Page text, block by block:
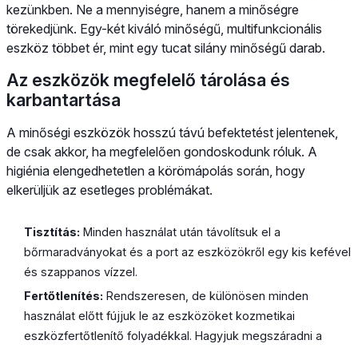
kezünkben. Ne a mennyiségre, hanem a minőségre
törekedjünk. Egy-két kiváló minőségű, multifunkcionális
eszköz többet ér, mint egy tucat silány minőségű darab.
Az eszközök megfelelő tárolása és
karbantartása
A minőségi eszközök hosszú távú befektetést jelentenek,
de csak akkor, ha megfelelően gondoskodunk róluk. A
higiénia elengedhetetlen a körömápolás során, hogy
elkerüljük az esetleges problémákat.
Tisztítás: Minden használat után távolítsuk el a
bőrmaradványokat és a port az eszközökről egy kis kefével
és szappanos vízzel.
Fertőtlenítés: Rendszeresen, de különösen minden
használat előtt fújjuk le az eszközöket kozmetikai
eszközfertőtlenítő folyadékkal. Hagyjuk megszáradni a